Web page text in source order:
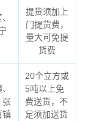
提货须加上
门提货费，
量大可免提
货费
张
镇
20个立方或
5吨以上免
费送货，不
足须加送货